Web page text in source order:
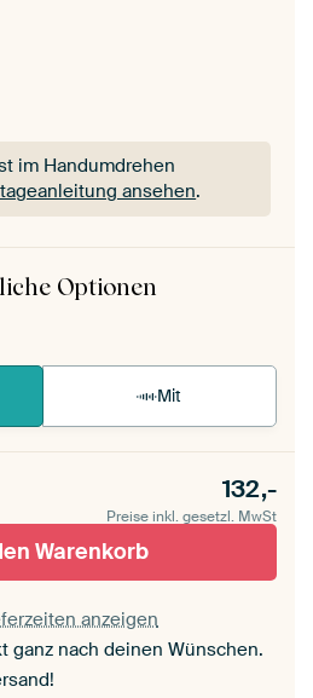
im Handumdrehen
ansehen.
im Handumdrehen
ansehen
Optionen
Mit
132,-
Preise inkl. gesetzl. MwSt
Warenkorb
anzeigen
ganz nach deinen Wünschen.